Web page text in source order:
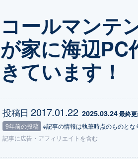
コールマンテ
が家に海辺PC
きています！
投稿日 2017.01.22 2025.03.24 最終
9年前の投稿 ※記事の情報は執筆時点のものとな
記事に広告 ・アフィリエイトを含む